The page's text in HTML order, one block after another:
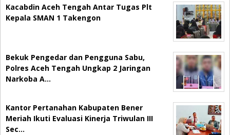
Kacabdin Aceh Tengah Antar Tugas Plt
Kepala SMAN 1 Takengon
Bekuk Pengedar dan Pengguna Sabu,
Polres Aceh Tengah Ungkap 2 Jaringan
Narkoba A…
Kantor Pertanahan Kabupaten Bener
Meriah Ikuti Evaluasi Kinerja Triwulan III
Sec…